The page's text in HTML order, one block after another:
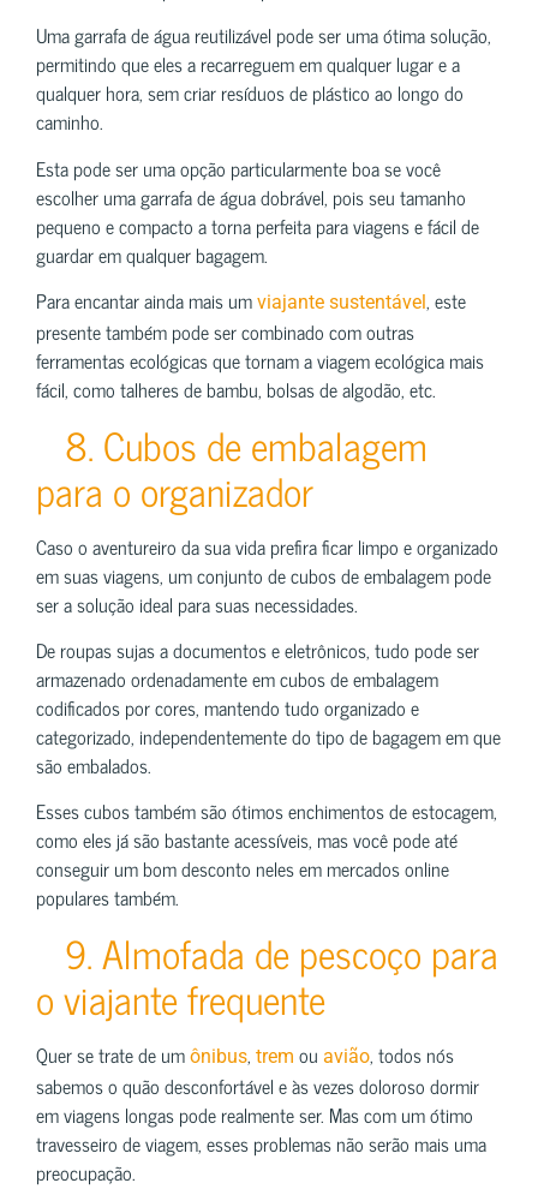
Uma garrafa de água reutilizável pode ser uma ótima solução,
permitindo que eles a recarreguem em qualquer lugar e a
qualquer hora, sem criar resíduos de plástico ao longo do
caminho.
Esta pode ser uma opção particularmente boa se você
escolher uma garrafa de água dobrável, pois seu tamanho
pequeno e compacto a torna perfeita para viagens e fácil de
guardar em qualquer bagagem.
Para encantar ainda mais um viajante sustentável , este
presente também pode ser combinado com outras
ferramentas ecológicas que tornam a viagem ecológica mais
fácil, como talheres de bambu, bolsas de algodão, etc.
8. Cubos de embalagem
para o organizador
Caso o aventureiro da sua vida prefira ficar limpo e organizado
em suas viagens, um conjunto de cubos de embalagem pode
ser a solução ideal para suas necessidades.
De roupas sujas a documentos e eletrônicos, tudo pode ser
armazenado ordenadamente em cubos de embalagem
codificados por cores, mantendo tudo organizado e
categorizado, independentemente do tipo de bagagem em que
são embalados.
Esses cubos também são ótimos enchimentos de estocagem,
como eles já são bastante acessíveis, mas você pode até
conseguir um bom desconto neles em mercados online
populares também.
9. Almofada de pescoço para
o viajante frequente
Quer se trate de um ônibus, trem ou avião, todos nós
sabemos o quão desconfortável e às vezes doloroso dormir
em viagens longas pode realmente ser. Mas com um ótimo
travesseiro de viagem, esses problemas não serão mais uma
preocupação.